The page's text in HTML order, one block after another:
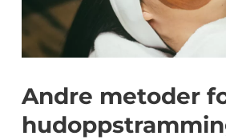
Andre metoder